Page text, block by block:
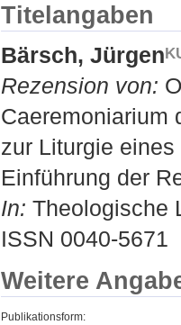
Titelangaben
Bärsch, Jürgen
Rezension von:
Caeremoniarium
zur Liturgie
Einführung der
In: Theologische
ISSN 0040-5671
Weitere
Publikationsform: